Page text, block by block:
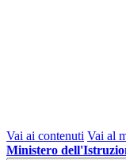
Vai ai contenuti Vai al
Ministero